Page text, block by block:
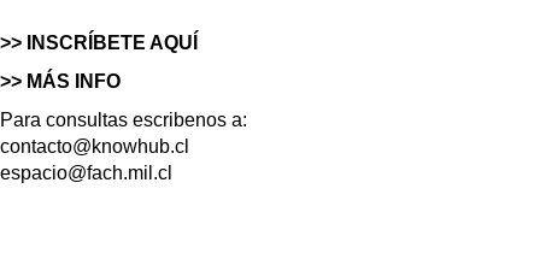
>> INSCRÍBETE AQUÍ
>> MÁS INFO
Para consultas escribenos a:
contacto@knowhub.cl
espacio@fach.mil.cl